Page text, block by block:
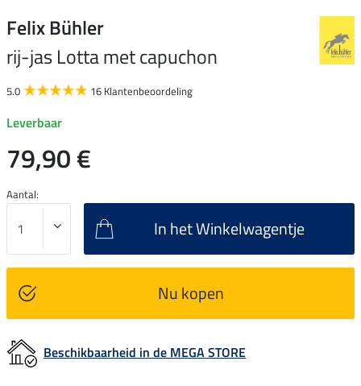
Felix Bühler
rij-jas Lotta met capuchon
5.0 16 Klantenbeoordeling
Leverbaar
79,90 €
Aantal:
In het Winkelwagentje
Nu kopen
Beschikbaarheid in de MEGA STORE